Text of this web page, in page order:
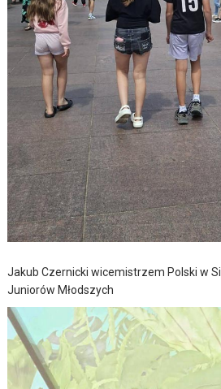
Jakub Czernicki wicemistrzem Polski w
Juniorów Młodszych